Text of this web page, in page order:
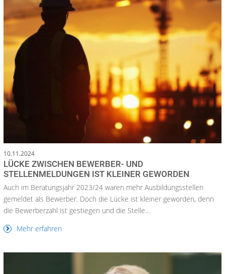
10.11.2024
LÜCKE ZWISCHEN BEWERBER- UND
STELLENMELDUNGEN IST KLEINER GEWORDEN
Auch im Beratungsjahr 2023/24 waren mehr Ausbildungsstellen
gemeldet als Bewerber. Doch die Lücke ist kleiner geworden, denn
die Bewerberzahl ist gestiegen und die Stelle...
Mehr erfahren